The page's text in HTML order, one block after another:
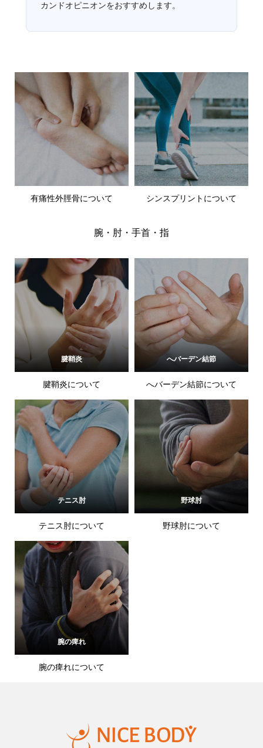
カンドオピニオンをおすすめします。
有痛性外脛骨について シンスプリントについて
腕・肘・手首・指
腱鞘炎
腱鞘炎について
へバーデン結節
へバーデン結節について
テニス肘
テニス肘について
野球肘
野球肘について
腕の痺れ
腕の痺れについて